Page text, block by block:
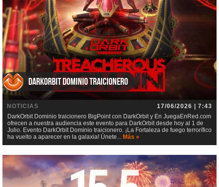
DarkOrbit Dominio traicionero
NOTICIAS
17/06/2026 | 7:43
DarkOrbit Dominio traicionero BigPoint con DarkOrbit y En JuegaEnRed.com
ofrecen a nuestra audiencia este evento para DarkOrbit desde hoy al 1 de
Julio. Evento DarkOrbit Dominio traicionero. ¡La Fortaleza de fuego terrorífico
ha vuelto a aparecer en la galaxia! Únete... Más »